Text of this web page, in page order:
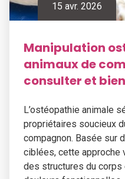
15 avr. 2026
Manipulation
animaux de
consulter et
L’ostéopathie animale
propriétaires soucieux
compagnon. Basée sur
ciblées, cette approche
des structures du corps